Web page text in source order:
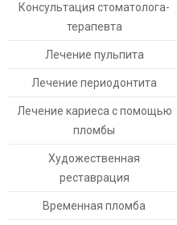
Консультация стоматолога-
терапевта
Лечение пульпита
Лечение периодонтита
Лечение кариеса с помощью
пломбы
Художественная
реставрация
Временная пломба